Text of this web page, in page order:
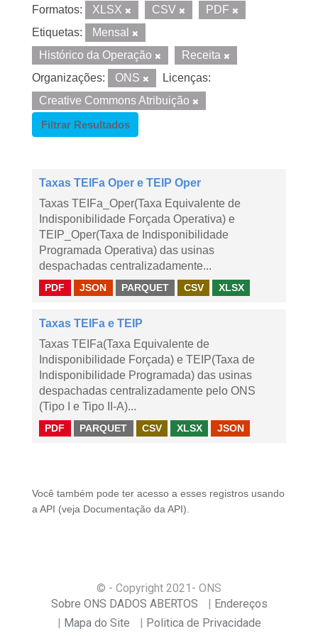
Formatos: XLSX CSV
PDF
Etiquetas:
Mensal
Histórico da Operação
Receita
Organizações:
ONS
Licenças:
Creative Commons Atribuição
Filtrar Resultados
Taxas TEIFa Oper e TEIP Oper
Taxas TEIFa_Oper(Taxa Equivalente de
Indisponibilidade Forçada Operativa) e
TEIP_Oper(Taxa de Indisponibilidade
Programada Operativa) das usinas
despachadas centralizadamente...
PDF JSON PARQUET CSV XLSX
Taxas TEIFa e TEIP
Taxas TEIFa(Taxa Equivalente de
Indisponibilidade Forçada) e TEIP(Taxa de
Indisponibilidade Programada) das usinas
despachadas centralizadamente pelo ONS
(Tipo I e Tipo II-A)...
PDF PARQUET CSV XLSX JSON
Você também pode ter acesso a esses registros usando
a API (veja Documentação da API ).
© - Copyright 2021 - ONS
Sobre ONS DADOS ABERTOS
Endereços
Mapa do Site
Politica de Privacidade